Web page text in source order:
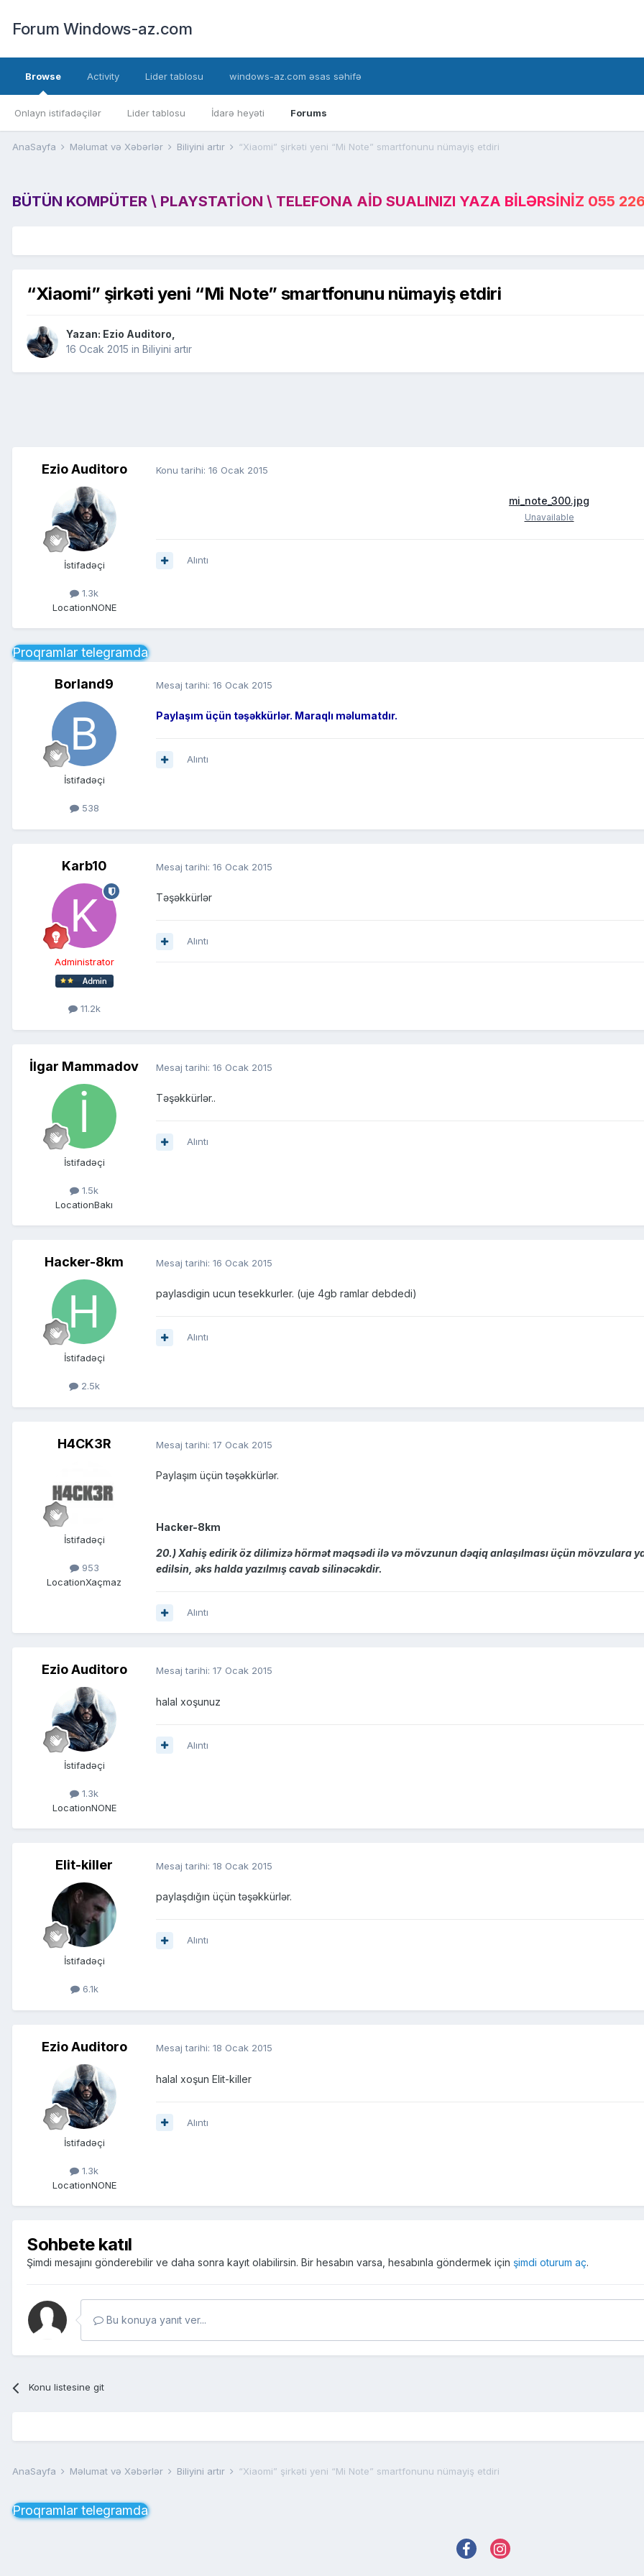
Forum Windows-az.com
Browse
Onlayn istifadəçilər Lider tablosu İdarə heyəti Forums
Activity Lider tablosu windows-az.com əsas səhifə
AnaSayfa Məlumat və Xəbərlər Biliyini artır “Xiaomi” şirkəti yeni “Mi Note” smartfonunu nümayiş etdiri
BÜTÜN KOMPÜTER \ PLAYSTATION \ TELEFONA AID SUALINIZI YAZA BILƏRSINIZ 055
“Xiaomi” şirkəti yeni “Mi Note” smartfonunu nümayiş etdiri
Yazan: Ezio Auditoro
16 Ocak 2015 in Biliyini artır
Ezio Auditoro
İstifadəçi
1.3k
LocationNONE
Konu tarihi: 16 Ocak 2015
mi_note_300.jpg
Unavailable
Alıntı
Proqramlar telegramda
Borland9
İstifadəçi
538
Mesaj tarihi: 16 Ocak 2015
Paylaşım üçün təşəkkürlər. Maraqlı məlumatdır.
Alıntı
Karb10
Administrator
11.2k
Mesaj tarihi: 16 Ocak 2015
Təşəkkürlər
Alıntı
İlgar Mammadov
İstifadəçi
1.5k
LocationBakı
Mesaj tarihi: 16 Ocak 2015
Təşəkkürlər..
Alıntı
Hacker-8km
İstifadəçi
2.5k
Mesaj tarihi: 16 Ocak 2015
paylasdigin ucun tesekkurler. (uje 4gb ramlar debdedi)
Alıntı
H4CK3R
İstifadəçi
953
LocationXaçmaz
Mesaj tarihi: 17 Ocak 2015
Paylaşım üçün təşəkkürlər.
Hacker-8km
20.) Xahiş edirik öz dilimizə hörmət məqsədi ilə və mövzunun dəqiq anlaşılması üçün mövzulara
edilsin, əks halda yazılmış cavab silinəcəkdir.
Alıntı
Ezio Auditoro
İstifadəçi
1.3k
LocationNONE
Mesaj tarihi: 17 Ocak 2015
halal xoşunuz
Alıntı
Elit-killer
İstifadəçi
6.1k
Mesaj tarihi: 18 Ocak 2015
paylaşdığın üçün təşəkkürlər.
Alıntı
Ezio Auditoro
İstifadəçi
1.3k
LocationNONE
Mesaj tarihi: 18 Ocak 2015
halal xoşun Elit-killer
Alıntı
Sohbete katıl
Şimdi mesajını gönderebilir ve daha sonra kayıt olabilirsin. Bir hesabın varsa, hesabınla göndermek için şimdi oturum aç.
Bu konuya yanıt ver...
Konu listesine git
AnaSayfa Məlumat və Xəbərlər Biliyini artır “Xiaomi” şirkəti yeni “Mi Note” smartfonunu nümayiş etdiri
Proqramlar telegramda